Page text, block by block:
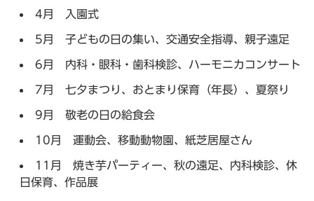
4月 入園式
5月 子どもの日の集い、交通安全指導、親子遠足
6月 内科・眼科・歯科検診、ハーモニカコンサート
7月 七夕まつり、おとまり保育（年長）、夏祭り
9月 敬老の日の給食会
10月 運動会、移動動物園、紙芝居屋さん
11月 焼き芋パーティー、秋の遠足、内科検診、休
日保育、作品展